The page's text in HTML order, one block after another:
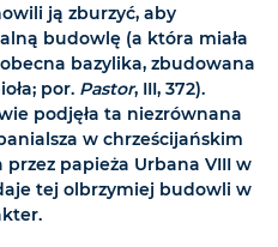
ją zburzyć, aby
budowlę (a która miała
bazylika, zbudowana
por. Pastor, III, 372).
podjęła ta niezrównana
w chrześcijańskim
przez papieża Urbana VIII w
tej olbrzymiej budowli w